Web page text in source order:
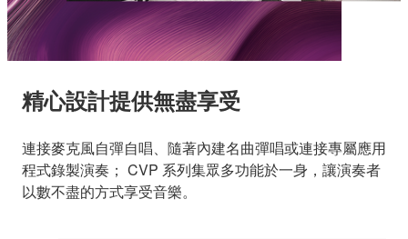
精心設計提供無盡享受
連接麥克風自彈自唱、隨著內建名曲彈唱或連接專屬應用
程式錄製演奏； CVP 系列集眾多功能於一身，讓演奏者
以數不盡的方式享受音樂。